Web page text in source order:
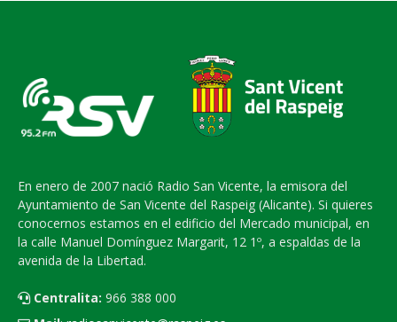
En enero de 2007 nació Radio San Vicente, la emisora del
Ayuntamiento de San Vicente del Raspeig (Alicante). Si quieres
conocernos estamos en el edificio del Mercado municipal, en
la calle Manuel Domínguez Margarit, 12 1º, a espaldas de la
avenida de la Libertad.
Centralita: 966 388 000